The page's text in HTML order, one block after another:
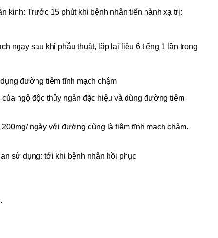
kinh: Trước 15 phút khi bệnh nhân tiến hành xạ trị:
ngay sau khi phẫu thuật, lặp lại liều 6 tiếng 1 lần trong
đường tiêm tĩnh mạch chậm
ngộ độc thủy ngân đặc hiệu và dùng đường tiêm
ngày với đường dùng là tiêm tĩnh mạch chậm.
sử dụng: tới khi bệnh nhân hồi phục